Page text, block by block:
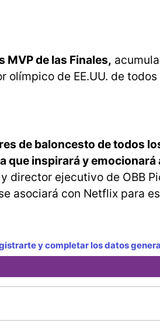
MVP de las Finales,
de EE.UU. de
de baloncesto de todos
que inspirará y
director ejecutivo de OBB
asociará con Netflix para
y completar los datos